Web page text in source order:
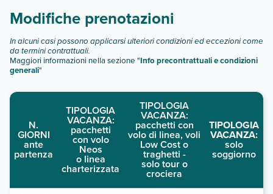
Modifiche prenotazioni
In alcuni casi possono applicarsi ulteriori condizioni ed eccezioni come
da termini contrattuali.
Maggiori informazioni nella sezione "Info precontrattuali e condizioni
generali"
N.
GIORNI
ante
partenza
TIPOLOGIA
VACANZA:
pacchetti
con volo
Neos
o linea
charterizzata
TIPOLOGIA
VACANZA:
pacchetti con
volo di linea, voli
Low Cost o
traghetti -
solo tour o
crociera
TIPOLOGIA
VACANZA:
solo
soggiorno